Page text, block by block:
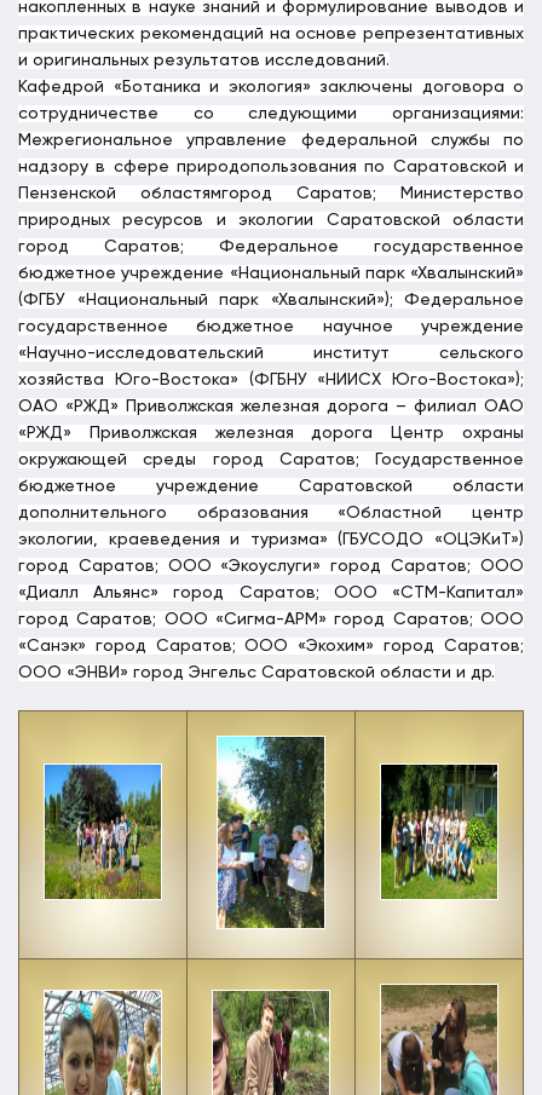
накопленных в науке знаний и формулирование выводов и
практических рекомендаций на основе репрезентативных
и оригинальных результатов исследований.
Кафедрой «Ботаника и экология» заключены договора о
сотрудничестве со следующими организациями:
Межрегиональное управление федеральной службы по
надзору в сфере природопользования по Саратовской и
Пензенской областямгород Саратов; Министерство
природных ресурсов и экологии Саратовской области
город Саратов; Федеральное государственное
бюджетное учреждение «Национальный парк «Хвалынский»
(ФГБУ «Национальный парк «Хвалынский»); Федеральное
государственное бюджетное научное учреждение
«Научно-исследовательский институт сельского
хозяйства Юго-Востока» (ФГБНУ «НИИСХ Юго-Востока»);
ОАО «РЖД» Приволжская железная дорога – филиал ОАО
«РЖД» Приволжская железная дорога Центр охраны
окружающей среды город Саратов; Государственное
бюджетное учреждение Саратовской области
дополнительного образования «Областной центр
экологии, краеведения и туризма» (ГБУСОДО «ОЦЭКиТ»)
город Саратов; ООО «Экоуслуги» город Саратов; ООО
«Диалл Альянс» город Саратов; ООО «СТМ-Капитал»
город Саратов; ООО «Сигма-АРМ» город Саратов; ООО
«Санэк» город Саратов; ООО «Экохим» город Саратов;
ООО «ЭНВИ» город Энгельс Саратовской области и др.